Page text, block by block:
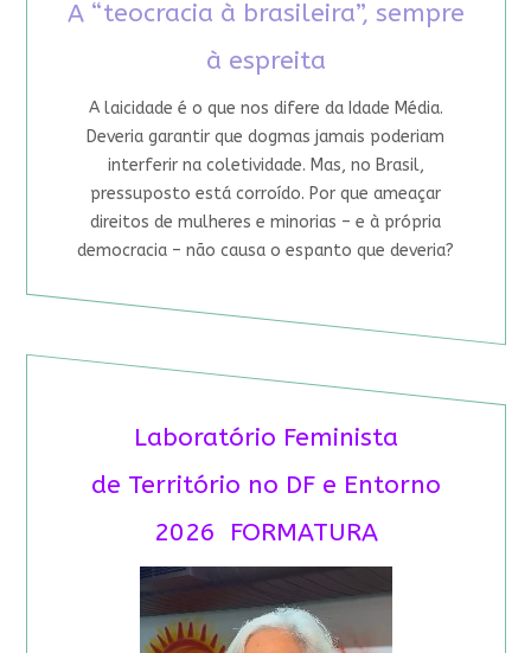
A “teocracia à brasileira”, sempre
à espreita
A laicidade é o que nos difere da Idade Média.
Deveria garantir que dogmas jamais poderiam
interferir na coletividade. Mas, no Brasil,
pressuposto está corroído. Por que ameaçar
direitos de mulheres e minorias – e à própria
democracia – não causa o espanto que deveria?
Laboratório Feminista
de Território no DF e Entorno
2026 FORMATURA